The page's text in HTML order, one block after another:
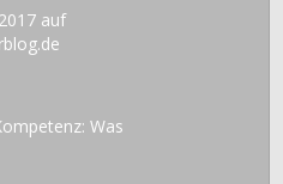
auf
Was